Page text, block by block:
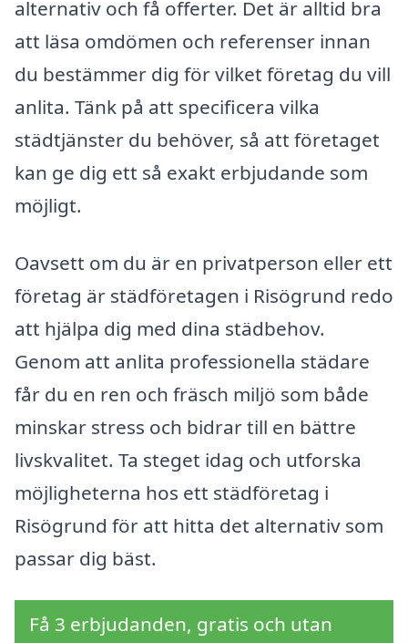
alternativ och få offerter. Det är alltid bra
att läsa omdömen och referenser innan
du bestämmer dig för vilket företag du vill
anlita. Tänk på att specificera vilka
städtjänster du behöver, så att företaget
kan ge dig ett så exakt erbjudande som
möjligt.
Oavsett om du är en privatperson eller ett
företag är städföretagen i Risögrund redo
att hjälpa dig med dina städbehov.
Genom att anlita professionella städare
får du en ren och fräsch miljö som både
minskar stress och bidrar till en bättre
livskvalitet. Ta steget idag och utforska
möjligheterna hos ett städföretag i
Risögrund för att hitta det alternativ som
passar dig bäst.
Få 3 erbjudanden, gratis och utan